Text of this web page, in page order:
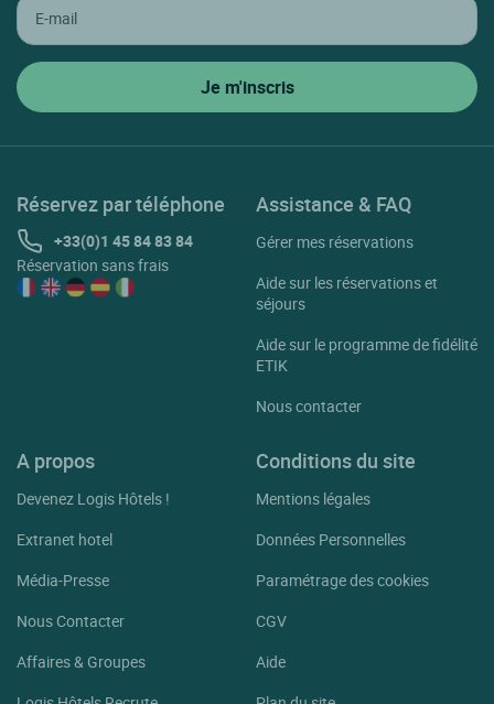
Réservez par téléphone
+33(0)1 45 84 83 84
Réservation sans frais
Assistance & FAQ
Gérer mes réservations
Aide sur les réservations et
séjours
Aide sur le programme de fidélité
ETIK
Nous contacter
A propos
Devenez Logis Hôtels !
Extranet hotel
Média-Presse
Nous Contacter
Affaires & Groupes
Conditions du site
Mentions légales
Données Personnelles
Paramétrage des cookies
CGV
Aide